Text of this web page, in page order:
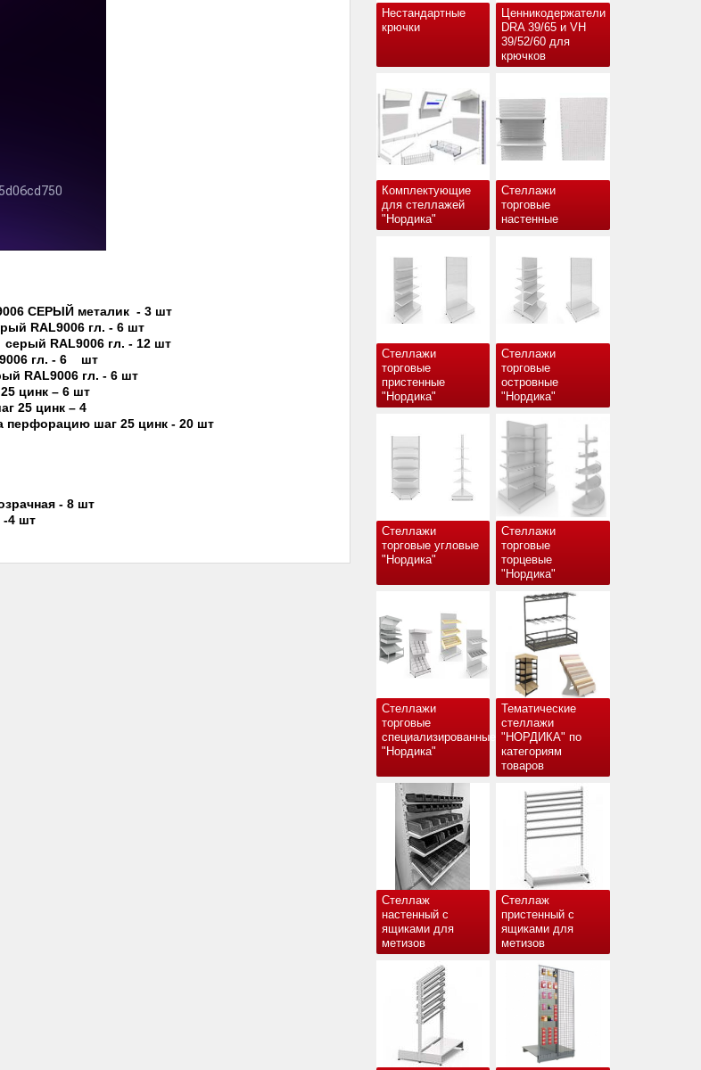
Нестандартные
крючки
Ценникодержатели
DRA 39/65 и VH
39/52/60 для
крючков
Комплектующие
для стеллажей
"Нордика"
Стеллажи
торговые
настенные
Стеллажи
торговые
пристенные
"Нордика"
Стеллажи
торговые
островные
"Нордика"
Стеллажи
торговые угловые
"Нордика"
Стеллажи
торговые
торцевые
"Нордика"
Стеллажи
торговые
специализированные
"Нордика"
Тематические
стеллажи
"НОРДИКА" по
категориям
товаров
Стеллаж
настенный с
ящиками для
метизов
Стеллаж
пристенный с
ящиками для
метизов
СЕРЫЙ металик - 3 шт
RAL9006 гл. - 6 шт
RAL9006 гл. - 12 шт
гл. - 6 шт
RAL9006 гл. - 6 шт
цинк – 6 шт
25 цинк – 4
перфорацию шаг 25 цинк - 20 шт
- 8 шт
-4 шт